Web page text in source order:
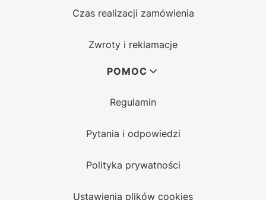
Czas realizacji zamówienia
Zwroty i reklamacje
POMOC
Regulamin
Pytania i odpowiedzi
Polityka prywatności
Ustawienia plików cookies